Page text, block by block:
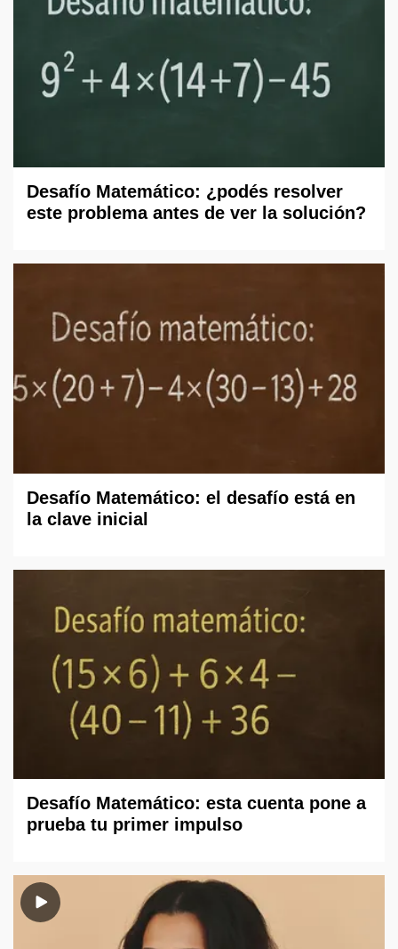
Desafío Matemático: ¿podés resolver
este problema antes de ver la solución?
Desafío Matemático: el desafío está en
la clave inicial
Desafío Matemático: esta cuenta pone a
prueba tu primer impulso